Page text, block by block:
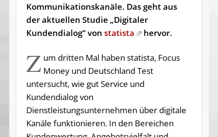
Kommunikationskanäle. Das geht aus
der aktuellen Studie „Digitaler
Kundendialog“ von statista hervor.
Z um dritten Mal haben statista, Focus
Money und Deutschland Test
untersucht, wie gut Service und
Kundendialog von
Dienstleistungsunternehmen über digitale
Kanäle funktionieren. In den Bereichen